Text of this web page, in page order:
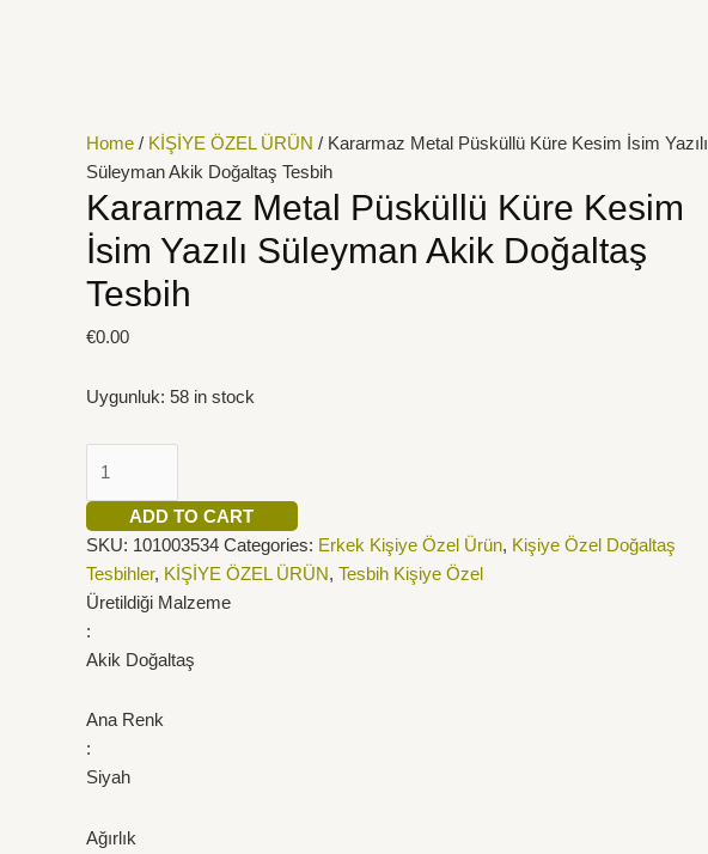
Home / KİŞİYE ÖZEL ÜRÜN / Kararmaz Metal Püsküllü Küre Kesim İsim Yazılı
Süleyman Akik Doğaltaş Tesbih
Kararmaz Metal Püsküllü Küre Kesim
İsim Yazılı Süleyman Akik Doğaltaş
Tesbih
€0.00
Uygunluk: 58 in stock
İsim
Yazılı
Süleyman
Akik
Tesbih
quantity
ADD TO CART
SKU: 101003534 Categories: Erkek Kişiye Özel Ürün, Kişiye Özel Doğaltaş
Tesbihler, KİŞİYE ÖZEL ÜRÜN, Tesbih Kişiye Özel
Üretildiği Malzeme
:
Akik Doğaltaş
Ana Renk
:
Siyah
Ağırlık